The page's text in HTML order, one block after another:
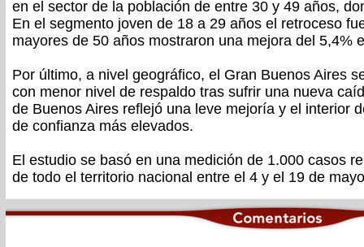
en el sector de la población de entre 30 y 49 años,
En el segmento joven de 18 a 29 años el retroceso
mayores de 50 años mostraron una mejora del 5,4%
Por último, a nivel geográfico, el Gran Buenos Aires
con menor nivel de respaldo tras sufrir una nueva
de Buenos Aires reflejó una leve mejoría y el interior
de confianza más elevados.
El estudio se basó en una medición de 1.000 casos
de todo el territorio nacional entre el 4 y el 19 de